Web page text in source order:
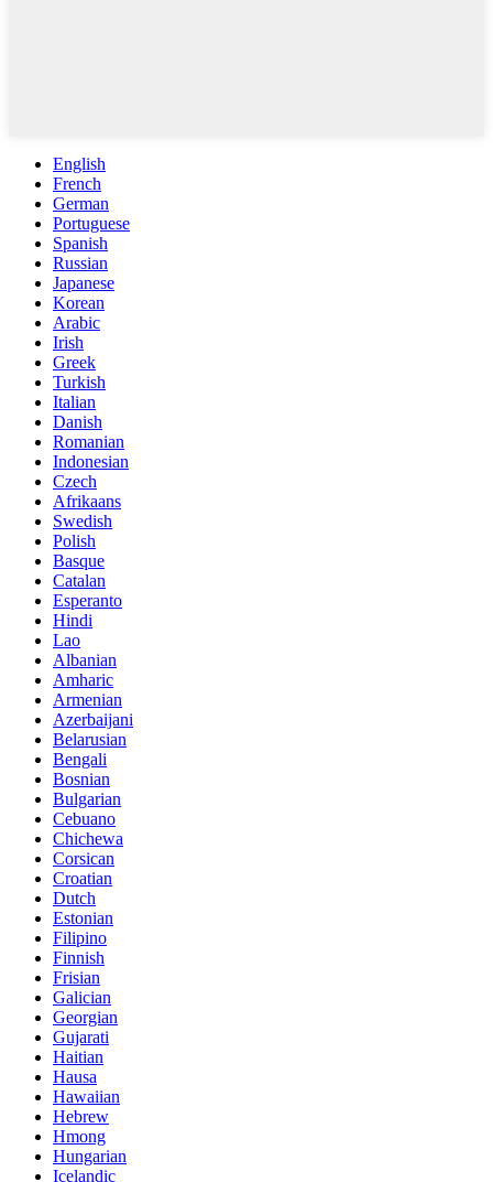
English
French
German
Portuguese
Spanish
Russian
Japanese
Korean
Arabic
Irish
Greek
Turkish
Italian
Danish
Romanian
Indonesian
Czech
Afrikaans
Swedish
Polish
Basque
Catalan
Esperanto
Hindi
Lao
Albanian
Amharic
Armenian
Azerbaijani
Belarusian
Bengali
Bosnian
Bulgarian
Cebuano
Chichewa
Corsican
Croatian
Dutch
Estonian
Filipino
Finnish
Frisian
Galician
Georgian
Gujarati
Haitian
Hausa
Hawaiian
Hebrew
Hmong
Hungarian
Icelandic